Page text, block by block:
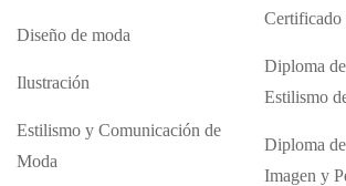
Diseño de moda
Ilustración
Estilismo y Comunicación de
Moda
Diploma
Estilismo
Diploma
Imagen y